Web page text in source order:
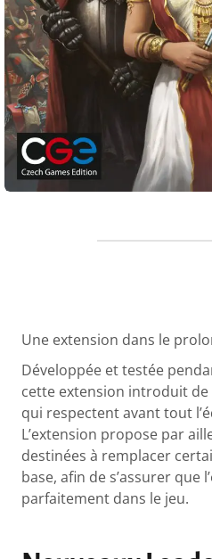
Une extension dans le
Développée et testée
cette extension introduit
qui respectent avant tout
L’extension propose par
destinées à remplacer
base, afin de s’assurer que
parfaitement dans le jeu.